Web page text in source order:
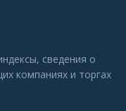
сведения о
компаниях и торгах